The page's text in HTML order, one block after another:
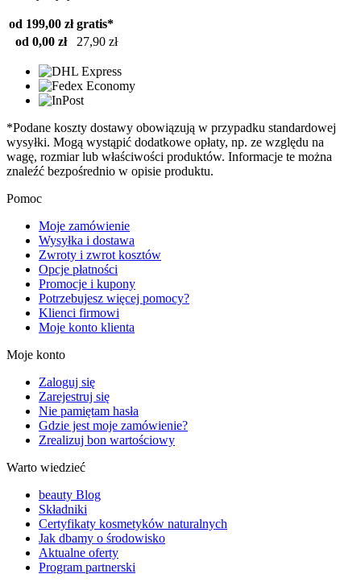
od 199,00 zł gratis*
od 0,00 zł
27,90 zł
*Podane koszty dostawy obowiązują w przypadku standardowej
wysyłki. Mogą wystąpić dodatkowe opłaty, np. ze względu na
wagę, rozmiar lub właściwości produktów. Informacje te można
znaleźć bezpośrednio w opisie produktu.
Pomoc
Moje zamówienie
Wysyłka i dostawa
Zwroty i zwrot kosztów
Opcje płatności
Promocje i kupony
Potrzebujesz więcej pomocy?
Klienci firmowi
Moje konto klienta
Moje konto
Zaloguj się
Zarejestruj się
Nie pamiętam hasła
Gdzie jest moje zamówienie?
Zrealizuj bon wartościowy
Warto wiedzieć
beauty Blog
Składniki
Certyfikaty kosmetyków naturalnych
Jak dbamy o środowisko
Aktualne oferty
Program partnerski